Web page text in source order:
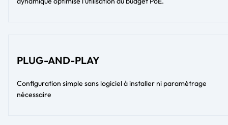
PLUG-AND-PLAY
Configuration simple sans logiciel à installer ni paramétrage
nécessaire